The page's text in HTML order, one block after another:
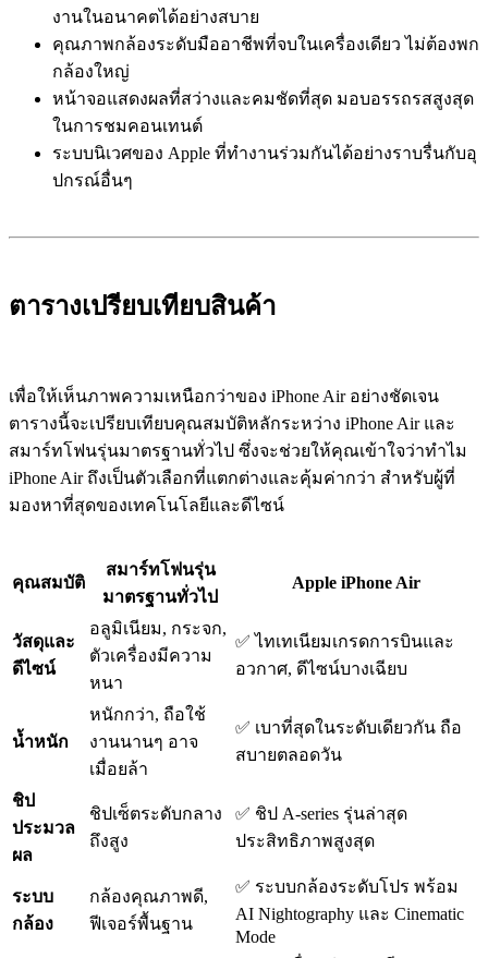
งานในอนาคตได้อย่างสบาย
คุณภาพกล้องระดับมืออาชีพที่จบในเครื่องเดียว ไม่ต้องพก
กล้องใหญ่
หน้าจอแสดงผลที่สว่างและคมชัดที่สุด มอบอรรถรสสูงสุด
ในการชมคอนเทนต์
ระบบนิเวศของ Apple ที่ทำงานร่วมกันได้อย่างราบรื่นกับอุ
ปกรณ์อื่นๆ
ตารางเปรียบเทียบสินค้า
เพื่อให้เห็นภาพความเหนือกว่าของ iPhone Air อย่างชัดเจน
ตารางนี้จะเปรียบเทียบคุณสมบัติหลักระหว่าง iPhone Air และ
สมาร์ทโฟนรุ่นมาตรฐานทั่วไป ซึ่งจะช่วยให้คุณเข้าใจว่าทำไม
iPhone Air ถึงเป็นตัวเลือกที่แตกต่างและคุ้มค่ากว่า สำหรับผู้ที่
มองหาที่สุดของเทคโนโลยีและดีไซน์
คุณสมบัติ
สมาร์ทโฟนรุ่น
มาตรฐานทั่วไป
Apple iPhone Air
วัสดุและ
ดีไซน์
อลูมิเนียม, กระจก,
ตัวเครื่องมีความ
หนา
✅ ไทเทเนียมเกรดการบินและ
อวกาศ, ดีไซน์บางเฉียบ
น้ำหนัก
หนักกว่า, ถือใช้
งานนานๆ อาจ
เมื่อยล้า
✅ เบาที่สุดในระดับเดียวกัน ถือ
สบายตลอดวัน
ชิป
ประมวล
ผล
ชิปเซ็ตระดับกลาง
ถึงสูง
✅ ชิป A-series รุ่นล่าสุด
ประสิทธิภาพสูงสุด
ระบบ
กล้อง
กล้องคุณภาพดี,
ฟีเจอร์พื้นฐาน
✅ ระบบกล้องระดับโปร พร้อม
AI Nightography และ Cinematic
Mode